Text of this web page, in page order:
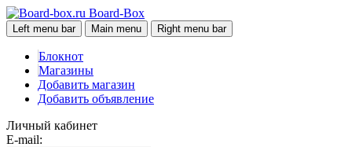
Board-Box
Left menu bar Main menu Right menu bar
Блокнот
Магазины
Добавить магазин
Добавить объявление
Личный кабинет
E-mail: